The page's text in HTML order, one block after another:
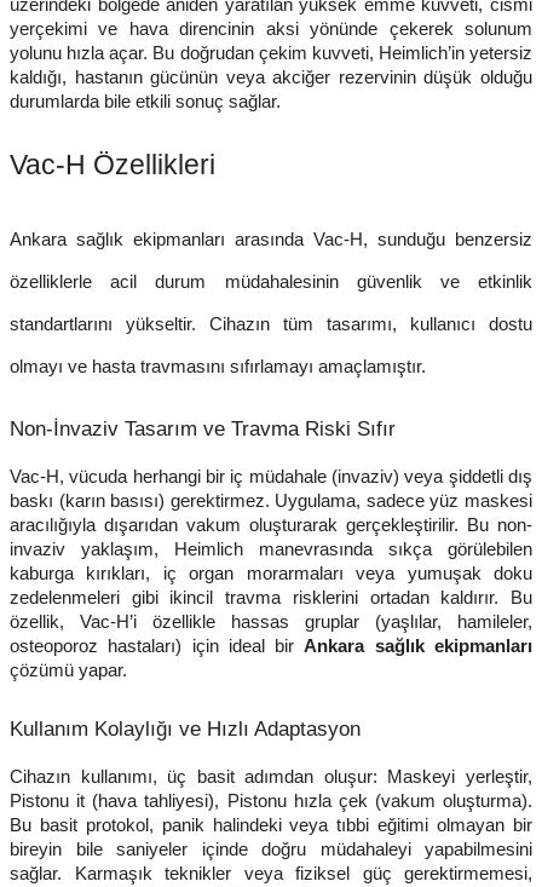
üzerindeki bölgede aniden yaratılan yüksek emme kuvveti, cismi
yerçekimi ve hava direncinin aksi yönünde çekerek solunum
yolunu hızla açar. Bu doğrudan çekim kuvveti, Heimlich’in yetersiz
kaldığı, hastanın gücünün veya akciğer rezervinin düşük olduğu
durumlarda bile etkili sonuç sağlar.
Vac-H Özellikleri
Ankara sağlık ekipmanları arasında Vac-H, sunduğu benzersiz
özelliklerle acil durum müdahalesinin güvenlik ve etkinlik
standartlarını yükseltir. Cihazın tüm tasarımı, kullanıcı dostu
olmayı ve hasta travmasını sıfırlamayı amaçlamıştır.
Non-İnvaziv Tasarım ve Travma Riski Sıfır
Vac-H, vücuda herhangi bir iç müdahale (invaziv) veya şiddetli dış
baskı (karın basısı) gerektirmez. Uygulama, sadece yüz maskesi
aracılığıyla dışarıdan vakum oluşturarak gerçekleştirilir. Bu non-
invaziv yaklaşım, Heimlich manevrasında sıkça görülebilen
kaburga kırıkları, iç organ morarmaları veya yumuşak doku
zedelenmeleri gibi ikincil travma risklerini ortadan kaldırır. Bu
özellik, Vac-H’i özellikle hassas gruplar (yaşlılar, hamileler,
osteoporoz hastaları) için ideal birAnkara sağlık ekipmanları
çözümü yapar.
Kullanım Kolaylığı ve Hızlı Adaptasyon
Cihazın kullanımı, üç basit adımdan oluşur: Maskeyi yerleştir,
Pistonu it (hava tahliyesi), Pistonu hızla çek (vakum oluşturma).
Bu basit protokol, panik halindeki veya tıbbi eğitimi olmayan bir
bireyin bile saniyeler içinde doğru müdahaleyi yapabilmesini
sağlar. Karmaşık teknikler veya fiziksel güç gerektirmemesi,